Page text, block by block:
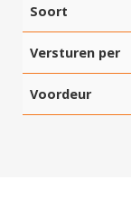
Soort
Versturen per
Voordeur